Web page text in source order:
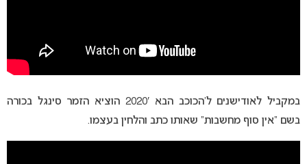
במקביל לאודישנים ל’הכוכב הבא 2020′ הוציא הזמר סינגל בכורה
בשם “אין סוף מחשבות” שאותו כתב והלחין בעצמו.